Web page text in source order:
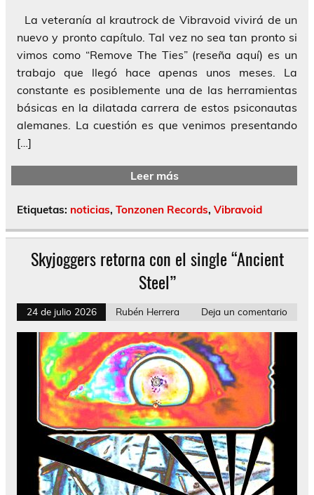
La veteranía al krautrock de Vibravoid vivirá de un
nuevo y pronto capítulo. Tal vez no sea tan pronto si
vimos como “Remove The Ties” (reseña aquí) es un
trabajo que llegó hace apenas unos meses. La
constante es posiblemente una de las herramientas
básicas en la dilatada carrera de estos psiconautas
alemanes. La cuestión es que venimos presentando
[…]
Leer más
Etiquetas: noticias, Tonzonen Records, Vibravoid
Skyjoggers retorna con el single “Ancient
Steel”
24 de julio 2026 Rubén Herrera Deja un comentario